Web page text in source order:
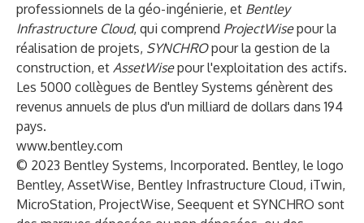
professionnels de la géo-ingénierie, et Bentley
Infrastructure Cloud, qui comprend ProjectWisepour la
réalisation de projets, SYNCHROpour la gestion de la
construction, et AssetWisepour l'exploitation des actifs.
Les 5000 collègues de Bentley Systems génèrent des
revenus annuels de plus d'un milliard de dollars dans 194
pays.
www.bentley.com
© 2023 Bentley Systems, Incorporated. Bentley, le logo
Bentley, AssetWise, Bentley Infrastructure Cloud, iTwin,
MicroStation, ProjectWise, Seequent et SYNCHRO sont